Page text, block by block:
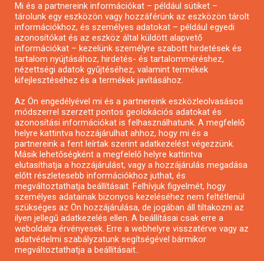
Pályázatírás civil szervezeteknek
Pályázatírás önkormányzatoknak
Pályázatfigyelés
Specifikus pályázatfigyelés vagy hírlevél
Pályázatok magánszemélyeknek
Pályázatok civil szervezeteknek
Pályázatok vállalkozásoknak
Önkormányzati pályázatok
Mezőgazdasági pályázatok
Falusi turizmus pályázatok
Napelem pályázatok
GINOP pályázatok
Mi és a partnereink információkat – például sütiket –
tárolunk egy eszközön vagy hozzáférünk az eszközön tárolt
információkhoz, és személyes adatokat – például egyedi
azonosítókat és az eszköz által küldött alapvető
információkat – kezelünk személyre szabott hirdetések és
tartalom nyújtásához, hirdetés- és tartalomméréshez,
nézettségi adatok gyűjtéséhez, valamint termékek
kifejlesztéséhez és a termékek javításához.
Az Ön engedélyével mi és a partnereink eszközleolvasásos
módszerrel szerzett pontos geolokációs adatokat és
azonosítási információkat is felhasználhatunk. A megfelelő
helyre kattintva hozzájárulhat ahhoz, hogy mi és a
partnereink a fent leírtak szerint adatkezelést végezzünk.
Másik lehetőségként a megfelelő helyre kattintva
elutasíthatja a hozzájárulást, vagy a hozzájárulás megadása
előtt részletesebb információkhoz juthat, és
megváltoztathatja beállításait. Felhívjuk figyelmét, hogy
személyes adatainak bizonyos kezeléséhez nem feltétlenül
szükséges az Ön hozzájárulása, de jogában áll tiltakozni az
ilyen jellegű adatkezelés ellen. A beállításai csak erre a
weboldalra érvényesek. Erre a webhelyre visszatérve vagy az
adatvédelmi szabályzatunk segítségével bármikor
megváltoztathatja a beállításait..